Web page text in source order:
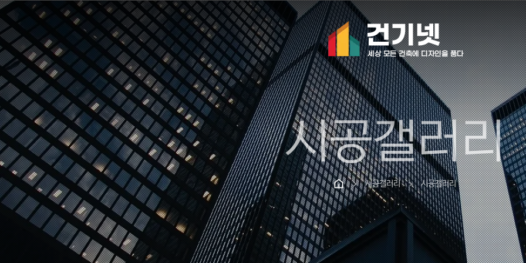
시공갤러리
chevron_right 시공갤러리 chevron_right 시공갤러리